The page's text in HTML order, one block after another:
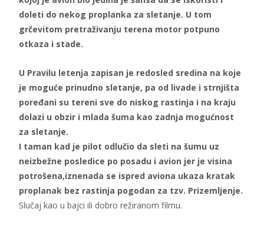
doleti do nekog proplanka za sletanje. U tom
grčevitom pretraživanju terena motor potpuno
otkaza i stade.
U Pravilu letenja zapisan je redosled sredina na koje
je moguće prinudno sletanje, pa od livade i strnjišta
poređani su tereni sve do niskog rastinja i na kraju
dolazi u obzir i mlada šuma kao zadnja mogućnost
za sletanje.
I taman kad je pilot odlučio da sleti na šumu uz
neizbežne posledice po posadu i avion jer je visina
potrošena,iznenada se ispred aviona ukaza kratak
proplanak bez rastinja pogodan za tzv. Prizemljenje.
Slučaj kao u bajci ili dobro režiranom filmu.